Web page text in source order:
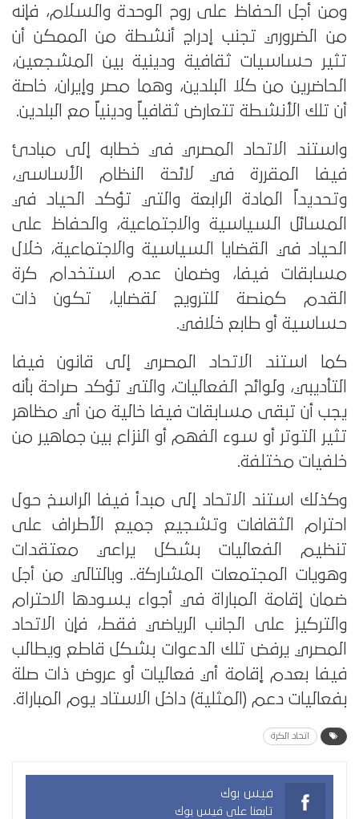
ومن أجل الحفاظ على روح الوحدة والسلام، فإنه
من الضروري تجنب إدراج أنشطة من الممكن أن
تثير حساسيات ثقافية ودينية بين المشجعين،
الحاضرين من كلا البلدين، وهما مصر وإيران، خاصة
أن تلك الأنشطة تتعارض ثقافياً ودينياً مع البلدين.
واستند الاتحاد المصري في خطابه إلى مبادئ
فيفا المقررة في لائحة النظام الأساسي،
وتحديداً المادة الرابعة والتي تؤكد الحياد في
المسائل السياسية والاجتماعية، والحفاظ على
الحياد في القضايا السياسية والاجتماعية، خلال
مسابقات فيفا، وضمان عدم استخدام كرة
القدم كمنصة للترويج لقضايا، تكون ذات
حساسية أو طابع خلافي.
كما استند الاتحاد المصري إلى قانون فيفا
التأديبي، ولوائح الفعاليات، والتي تؤكد صراحة بأنه
يجب أن تبقى مسابقات فيفا خالية من أي مظاهر
تثير التوتر أو سوء الفهم أو النزاع بين جماهير من
خلفيات مختلفة.
وكذلك استند الاتحاد إلى مبدأ فيفا الراسخ حول
احترام الثقافات وتشجيع جميع الأطراف على
تنظيم الفعاليات بشكل يراعي معتقدات
وهويات المجتمعات المشاركة.. وبالتالي من أجل
ضمان إقامة المباراة في أجواء يسودها الاحترام
والتركيز على الجانب الرياضي فقط، فإن الاتحاد
المصري يرفض تلك الدعوات بشكل قاطع ويطالب
فيفا بعدم إقامة أي فعاليات أو عروض ذات صلة
بفعاليات دعم (المثلية) داخل الاستاد يوم المباراة.
اتحاد الكرة
فيس بوك
تابعنا على فيس بوك